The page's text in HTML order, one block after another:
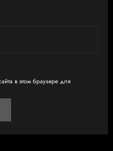
в этом браузере для